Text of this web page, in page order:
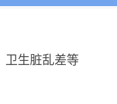
卫生脏乱差等